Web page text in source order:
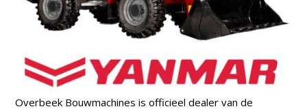
Overbeek Bouwmachines is officieel dealer van de